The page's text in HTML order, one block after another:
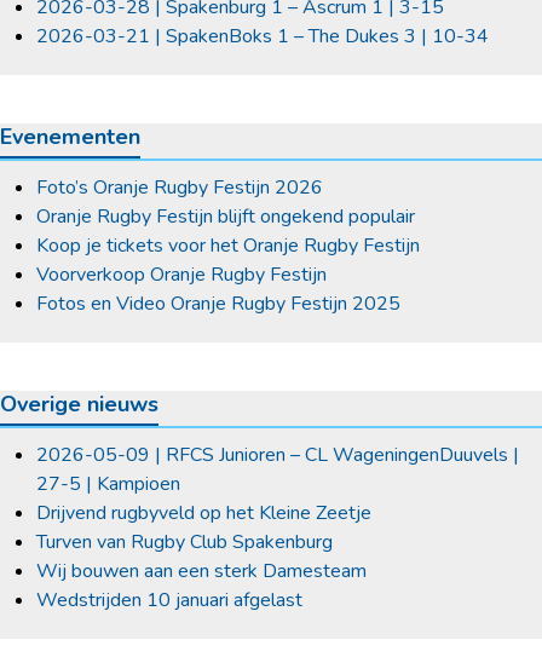
2026-03-28 | Spakenburg 1 – Ascrum 1 | 3-15
2026-03-21 | SpakenBoks 1 – The Dukes 3 | 10-34
Evenementen
Foto’s Oranje Rugby Festijn 2026
Oranje Rugby Festijn blijft ongekend populair
Koop je tickets voor het Oranje Rugby Festijn
Voorverkoop Oranje Rugby Festijn
Fotos en Video Oranje Rugby Festijn 2025
Overige nieuws
2026-05-09 | RFCS Junioren – CL WageningenDuuvels |
27-5 | Kampioen
Drijvend rugbyveld op het Kleine Zeetje
Turven van Rugby Club Spakenburg
Wij bouwen aan een sterk Damesteam
Wedstrijden 10 januari afgelast